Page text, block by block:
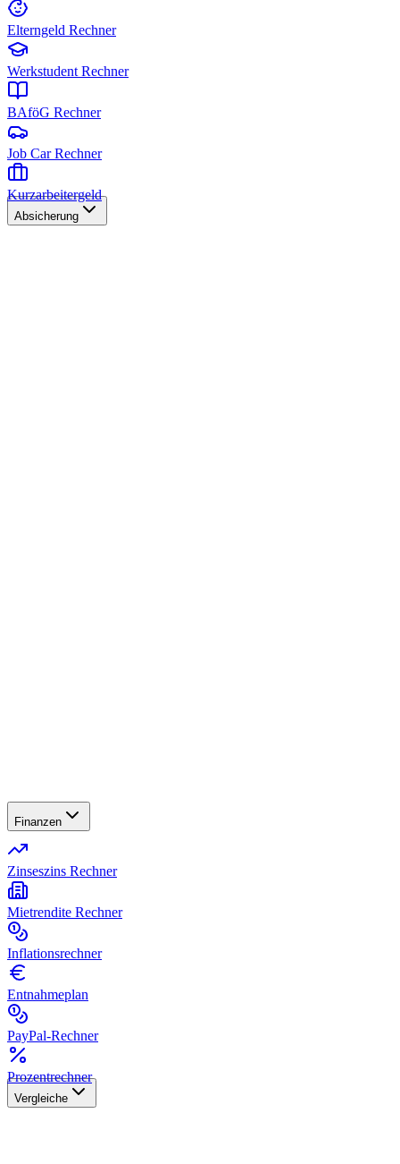
Elterngeld Rechner
Werkstudent Rechner
BAföG Rechner
Job Car Rechner
Kurzarbeitergeld
Absicherung
Finanzen
Zinseszins Rechner
Mietrendite Rechner
Inflationsrechner
Entnahmeplan
PayPal-Rechner
Prozentrechner
Vergleiche